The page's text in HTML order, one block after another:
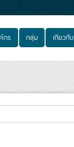
กร กลุ่ม เกี่ยวกับ